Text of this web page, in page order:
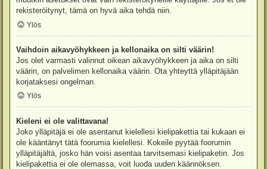
rekisteröitynyt, tämä on hyvä aika tehdä niin.
Ylös
Vaihdoin aikavyöhykkeen ja kellonaika on silti väärin!
Jos olet varmasti valinnut oikean aikavyöhykkeen ja aika on silti
väärin, on palvelimen kellonaika väärin. Ota yhteyttä ylläpitäjään
korjataksesi ongelman.
Ylös
Kieleni ei ole valittavana!
Joko ylläpitäjä ei ole asentanut kielellesi kielipakettia tai kukaan ei
ole kääntänyt tätä foorumia kielellesi. Kokeile pyytää foorumin
ylläpitäjältä, josko hän voisi asentaa tarvitsemasi kielipaketin. Jos
kielipakettia ei ole olemassa, voit luoda uuden käännöksen.